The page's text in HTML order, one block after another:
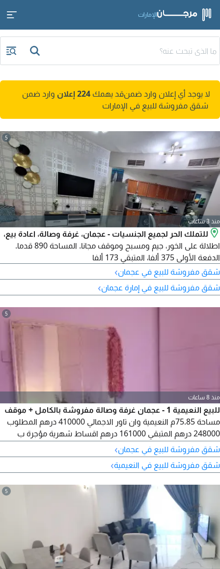
الإمارات
لا يوجد أي إعلان وارد ضمنقد يهمك 224 إعلان
وارد ضمن
شقق مفروشة للبيع في الإمارات
5
منذ 3 ساعات
للتملك الحر لجميع الجنسيات - عجمان، غرفة وصالة، اعادة بيع،
اطلالة على الخور، جيم ومسبح وموقف مجانا. المساحة 890 قدما.
الدفعة الأولى 375 ألفا، المتبقي 173 ألفا
شقق مفروشة للبيع في عجمان›
شقق مفروشة للبيع في إمارة عجمان›
5
منذ 8 ساعات
للبيع النعيمية 1 - عجمان غرفة وصالة مفروشة بالكامل + موقف
مساحة 75.85م النعيمية وان تاور الاجمالي 410000 درهم المطلوب
248000 درهم المتبقي 161000 درهم اقساط شهرية مؤجرة ب
4500 درهم شهريا تمليك 100% لجميع الجنسيات استلام فوري
فرصة سكن واستثمار لا تفوت
شقق مفروشة للبيع في عجمان›
شقق مفروشة للبيع في النعيمية›
5